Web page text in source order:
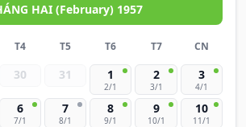
HAI (February) 1957
T4 T5 T6 T7 CN
30 31 1
2/1
2
3/1
3
4/1
6
7/1
7
8/1
8
9/1
9
10/1
10
11/1